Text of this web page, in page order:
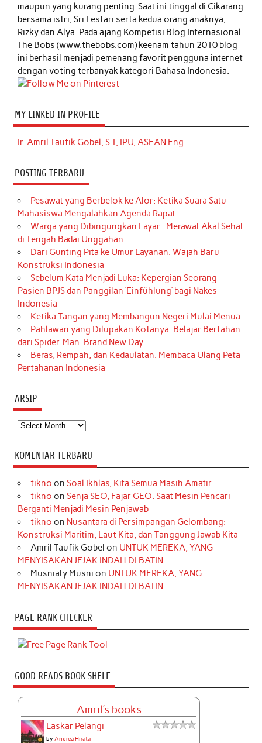
maupun yang kurang penting. Saat ini tinggal di Cikarang
bersama istri, Sri Lestari serta kedua orang anaknya,
Rizky dan Alya. Pada ajang Kompetisi Blog Internasional
The Bobs (www.thebobs.com) keenam tahun 2010 blog
ini berhasil menjadi pemenang favorit pengguna internet
dengan voting terbanyak kategori Bahasa Indonesia.
MY LINKED IN PROFILE
Ir. Amril Taufik Gobel, S.T, IPU, ASEAN Eng.
POSTING TERBARU
Pesawat yang Berbelok ke Alor: Ketika Suara Satu
Mahasiswa Mengalahkan Agenda Rapat
Warga yang Dibingungkan Layar : Merawat Akal Sehat
di Tengah Badai Unggahan
Dari Gunting Pita ke Umur Layanan: Wajah Baru
Konstruksi Indonesia
Sebelum Kata Menjadi Luka: Kepergian Seorang
Pasien BPJS dan Panggilan ‘Einfühlung’ bagi Nakes
Indonesia
Ketika Tangan yang Membangun Negeri Mulai Menua
Pahlawan yang Dilupakan Kotanya: Belajar Bertahan
dari Spider-Man: Brand New Day
Beras, Rempah, dan Kedaulatan: Membaca Ulang Peta
Pertahanan Indonesia
ARSIP
Arsip
KOMENTAR TERBARU
tikno on Soal Ikhlas, Kita Semua Masih Amatir
tikno on Senja SEO, Fajar GEO: Saat Mesin Pencari
Berganti Menjadi Mesin Penjawab
tikno on Nusantara di Persimpangan Gelombang:
Konstruksi Maritim, Laut Kita, dan Tanggung Jawab Kita
Amril Taufik Gobel on UNTUK MEREKA, YANG
MENYISAKAN JEJAK INDAH DI BATIN
Musniaty Musni on UNTUK MEREKA, YANG
MENYISAKAN JEJAK INDAH DI BATIN
PAGE RANK CHECKER
GOOD READS BOOK SHELF
Amril's books
Laskar Pelangi
byAndrea Hirata